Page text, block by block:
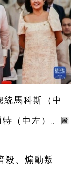
統馬科斯（中
（中左）。 圖
殺、煽動叛